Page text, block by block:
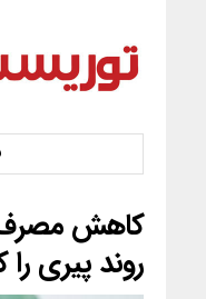
کاهش مصرف
روند پیری